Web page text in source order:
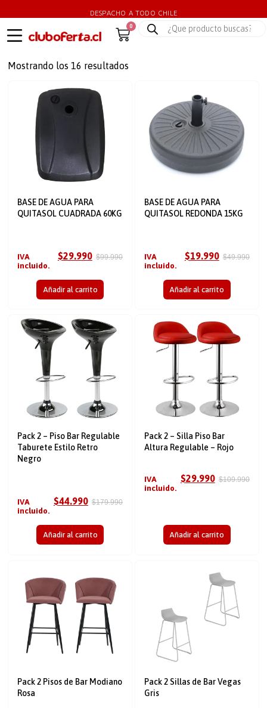
DESPACHO A TODO CHILE
0
Mostrando los 16 resultados
BASE DE AGUA PARA
QUITASOL CUADRADA 60KG
$99.990
$29.990
IVA
incluido.
Añadir al carrito
BASE DE AGUA PARA
QUITASOL REDONDA 15KG
$49.990
$19.990
IVA
incluido.
Añadir al carrito
Pack 2 – Piso Bar Regulable
Taburete Estilo Retro
Negro
$179.990
$44.990
IVA
incluido.
Añadir al carrito
Pack 2 – Silla Piso Bar
Altura Regulable – Rojo
$109.990
$29.990
IVA
incluido.
Añadir al carrito
Pack 2 Pisos de Bar Modiano
Rosa
Pack 2 Sillas de Bar Vegas
Gris